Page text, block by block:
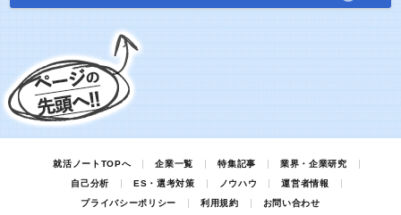
就活ノートTOPへ 企業一覧 特集記事
業界・企業研究
自己分析
ES・選考対策 ノウハウ
運営者情報
プライバシーポリシー
利用規約 お問い合わせ